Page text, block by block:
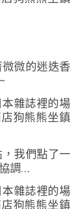
微的迷迭香
我們點了一
調…